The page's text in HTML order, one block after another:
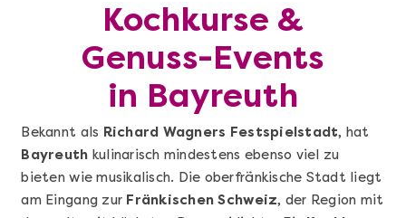
Kochkurse &
Genuss-Events
in Bayreuth
Bekannt als Richard Wagners Festspielstadt, hat
Bayreuth kulinarisch mindestens ebenso viel zu
bieten wie musikalisch. Die oberfränkische Stadt liegt
am Eingang zur Fränkischen Schweiz, der Region mit